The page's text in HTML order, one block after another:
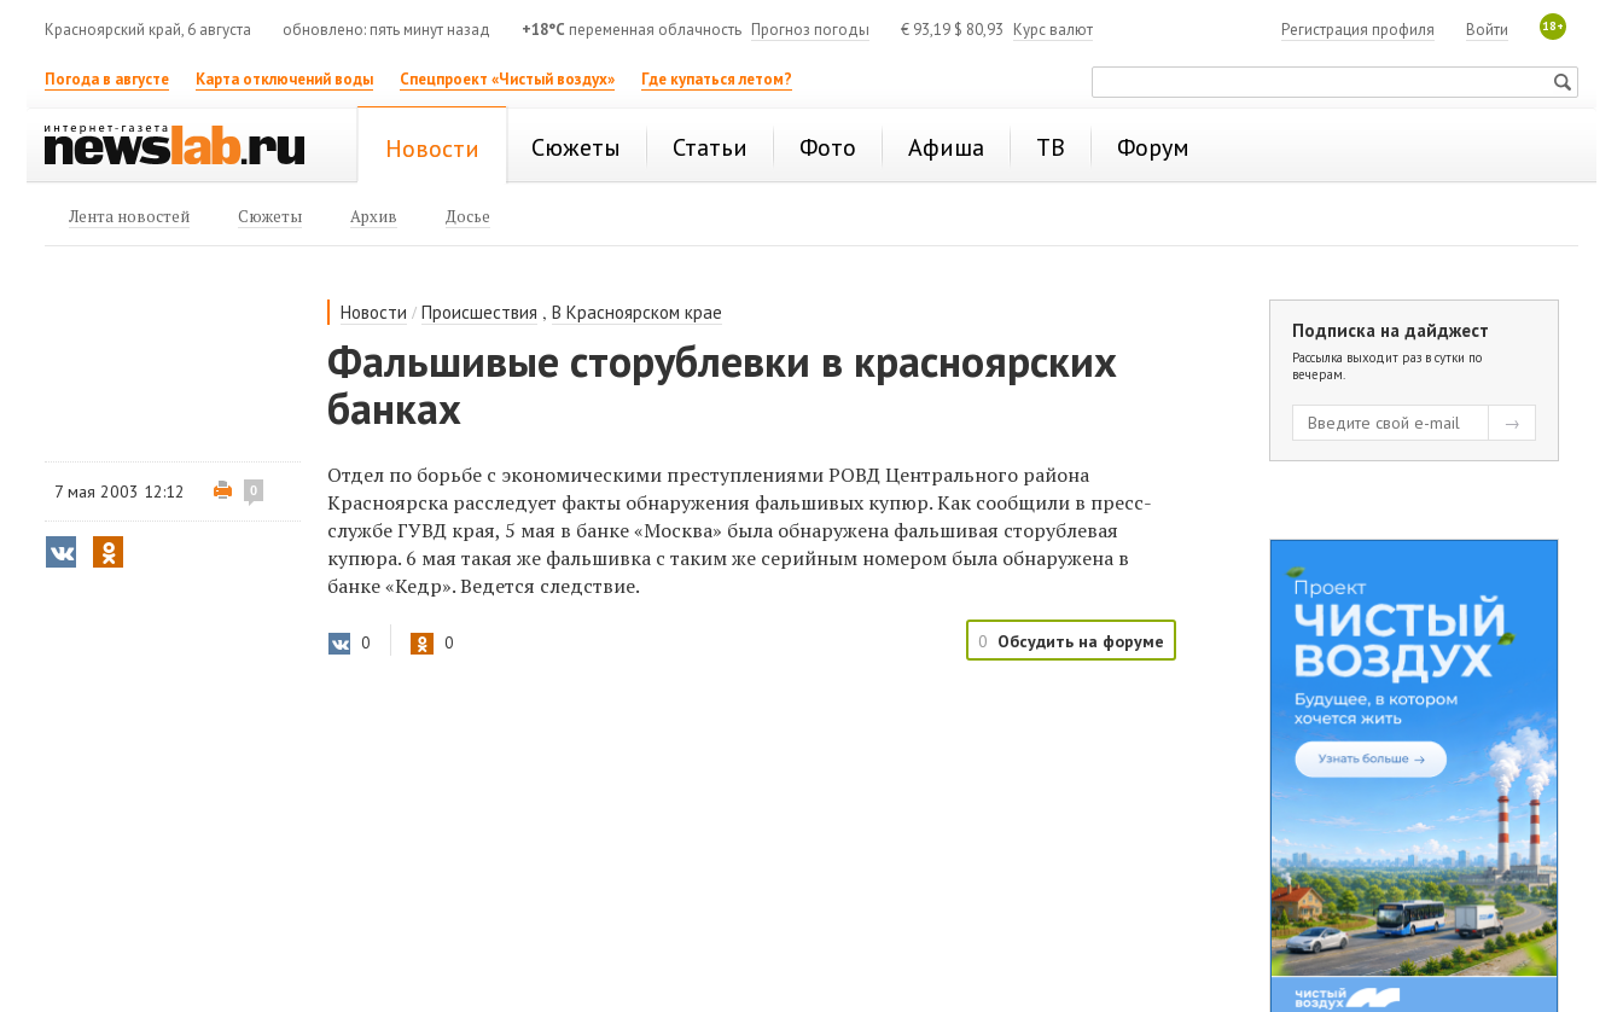
Красноярский край, 6 августа обновлено: пять минут назад +18°C переменная облачность Прогноз погоды € 93,19 $ 80,93 Курс валют 18+
Войти
Регистрация профиля
Погода в августе Карта отключений воды Спецпроект «Чистый воздух» Где купаться летом?
Новости Сюжеты Статьи Фото Афиша ТВ Форум
Лента новостей Сюжеты Архив Досье
Новости /Происшествия ,В Красноярском крае
Фальшивые сторублевки в красноярских
банках
7 мая 2003 12:12 0
Отдел по борьбе с экономическими преступлениями РОВД Центрального района
Красноярска расследует факты обнаружения фальшивых купюр. Как сообщили в пресс-
службе ГУВД края, 5 мая в банке «Москва» была обнаружена фальшивая сторублевая
купюра. 6 мая такая же фальшивка с таким же серийным номером была обнаружена в
банке «Кедр». Ведется следствие.
0 0 0 Обсудить на форуме
Подписка на дайджест
Рассылка выходит раз в сутки по
вечерам.